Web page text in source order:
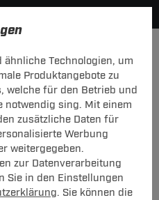
ähnliche Technologien, um
Produktangebote zu
welche für den Betrieb und
notwendig sing. Mit einem
zusätzliche Daten für
Werbung
weitergegeben.
zur Datenverarbeitung
Sie in den Einstellungen
. Sie können die
Land Rover Defender
TowTec: Land
L315 / L316